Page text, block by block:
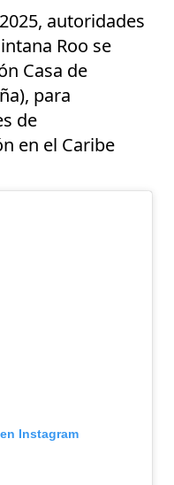
autoridades
Roo se
Casa de
para
de
en el Caribe
Instagram